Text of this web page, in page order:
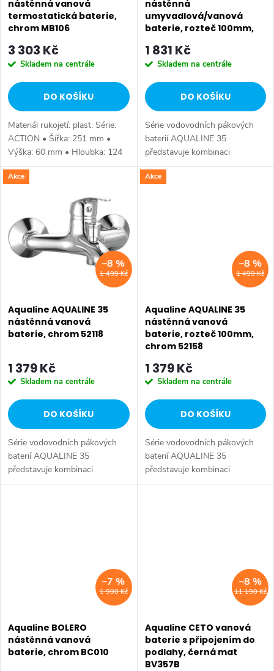
r
o
d
u
k
t
ů
r
o
d
u
k
t
ů
nástěnná vanová
termostatická baterie,
chrom MB106
3 303 Kč
Skladem na centrále
DO KOŠÍKU
Materiál rukojetí: plast. Série:
ACTION • Šířka: 251 mm •
Výška: 60 mm • Hloubka: 124
mm • Barva: Chrom • Materiál:
Mosaz • Tvar: Kruhové •
nástěnná
umyvadlová/vanová
baterie, rozteč 100mm,
1 831 Kč
Skladem na centrále
DO KOŠÍKU
Série vodovodních pákových
baterií AQUALINE 35
představuje kombinaci
tradičního jednoduchého
designu a kvality provedení za
Akce
1 499 Kč
–8 %
Aqualine AQUALINE 35
nástěnná vanová
baterie, chrom 52118
1 379 Kč
Skladem na centrále
DO KOŠÍKU
Série vodovodních pákových
baterií AQUALINE 35
představuje kombinaci
tradičního jednoduchého
Akce
1 499 Kč
–8 %
Aqualine AQUALINE 35
nástěnná vanová
baterie, rozteč 100mm,
chrom 52158
1 379 Kč
Skladem na centrále
DO KOŠÍKU
Série vodovodních pákových
baterií AQUALINE 35
představuje kombinaci
tradičního jednoduchého
1 990 Kč
–7 %
Aqualine BOLERO
nástěnná vanová
baterie, chrom BC010
11 190 Kč
–8 %
Aqualine CETO vanová
baterie s připojením do
podlahy, černá mat
BV357B